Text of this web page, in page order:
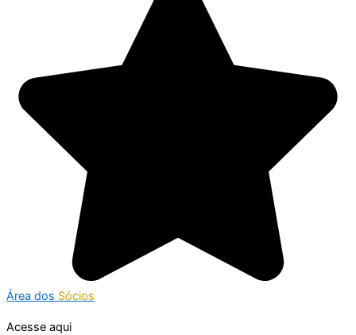
Área dos Sócios
Acesse aqui